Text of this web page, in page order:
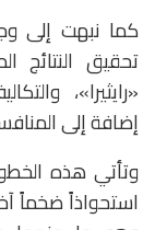
كما نبهت إلى
تحقيق النتائج
«رايثيرا»،
إضافة إلى
وتأتي هذه